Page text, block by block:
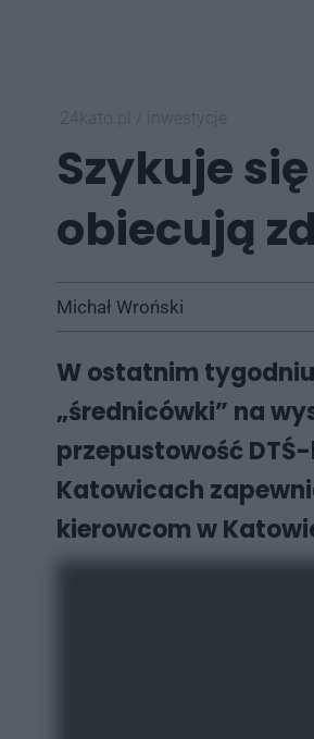
Szykuje
obiecują
Michał Wroński
W ostatnim
„średnicówki” na
przepustowość
Katowicach
kierowcom w